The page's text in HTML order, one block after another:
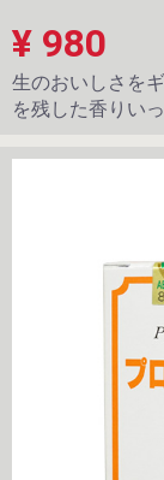
¥ 980
生のおいしさを
を残した香りい